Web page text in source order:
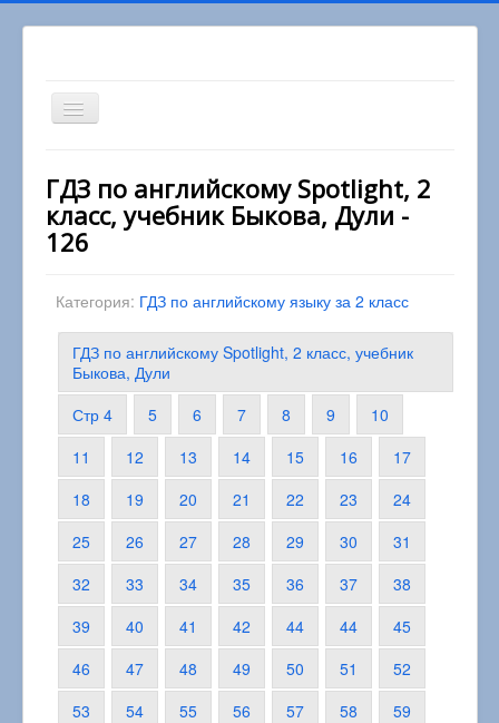
Включить/
выключить
Вы здесь:
Английский язык 2 класс
ГДЗ по английскому Spotlight, 2 класс, учебник
Быкова, Дули
ГДЗ по английскому Spotlight, 2
класс, учебник Быкова, Дули -
126
Категория: ГДЗ по английскому языку за 2 класс
ГДЗ по английскому Spotlight, 2 класс, учебник
Быкова, Дули
Стр 4
5 6 7 8 9
10
11
12 13 14 15 16
17
18
19 20 21 22 23
24
25
26 27 28 29 30
31
32
33 34 35 36 37
38
39
40 41 42 44 44
45
46
47 48 49 50 51
52
53
54 55 56 57 58
59